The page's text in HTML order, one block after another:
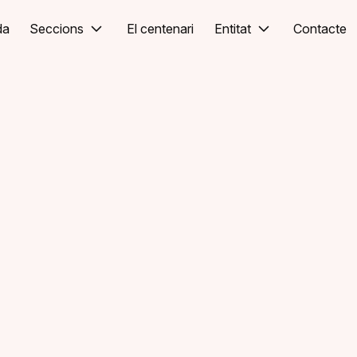
Seccions El centenari Entitat Contacte